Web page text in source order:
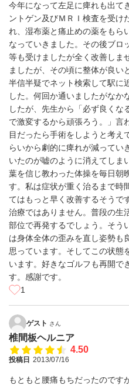
今年になって左足に痺れも出て
ントゲン及びＭＲＩ検査を受け
れ、湿布薬と痛止めの薬をもら
なっていきました。その後ブロ
等も受けましたが全く改善しま
ましたが、その頃に整体が良い
半信半疑でネット検索して駅に
した。何回か通いましたがなか
したが、先生から「必ず良くな
で激変するから頑張ろう。」言
目だったら手術をしようと考え
らいから劇的に痺れが減ってい
いたのが嘘のように消えてしま
葉を信じ教わった体操を毎日朝
す。私は症状が重く治るまで時
てはもっと早く改善するそうで
治療ではありません。普段の生
部位で再発するでしょう。そう
は身体全体の歪みを直し姿勢も
思っています。そしてこの状態
います。好きなゴルフも再開で
す。感謝です。
1
ゲスト さん
椎間板ヘルニア
4.50
投稿日 2013/07/16
もともと腰痛もちだったのです